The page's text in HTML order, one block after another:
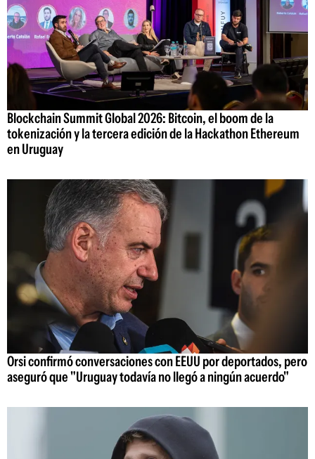
Blockchain Summit Global 2026: Bitcoin, el boom de la
tokenización y la tercera edición de la Hackathon Ethereum
en Uruguay
Orsi confirmó conversaciones con EEUU por deportados, pero
aseguró que "Uruguay todavía no llegó a ningún acuerdo"